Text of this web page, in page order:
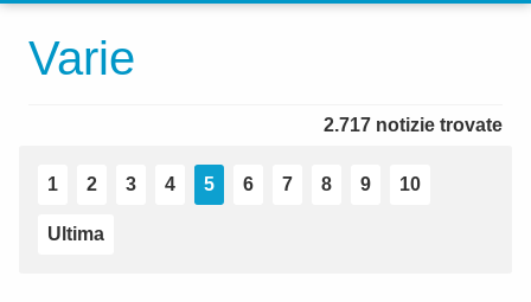
Varie
2.717 notizie trovate
1 2 3 4 5 6 7 8 9 10
Ultima